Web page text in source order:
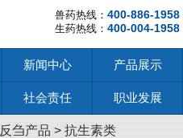
兽药热线： 400-886-1958
生药热线： 400-004-1958
新闻中心 产品展示
社会责任 职业发展
反刍产品 > 抗生素类